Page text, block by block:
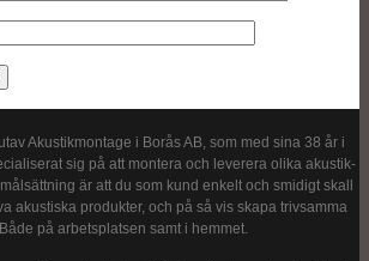
Akustikmontage i Borås AB, som med sina 38 år i
sig på att montera och leverera olika akustik-
är att du som kund enkelt och smidigt skall
akustiska produkter, och på så vis skapa trivsamma
på arbetsplatsen samt i hemmet.